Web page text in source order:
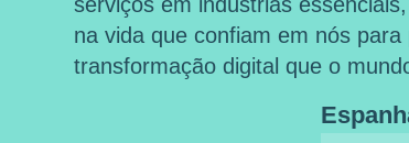
na vida que confiam em nós para
transformação digital que o